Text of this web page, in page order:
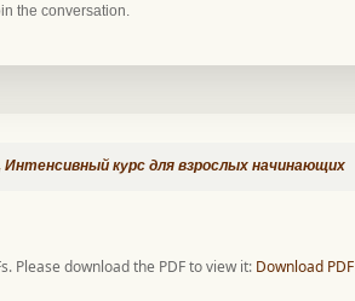
the conversation.
Интенсивный курс для взрослых начинающих
Please download the PDF to view it: Download PDF